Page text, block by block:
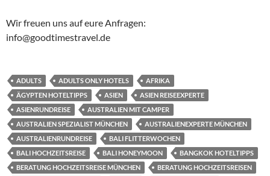
Wir freuen uns auf eure Anfragen:
info@goodtimestravel.de
ADULTS ADULTS ONLY HOTELS
AFRIKA
ÄGYPTEN HOTELTIPPS
ASIEN
ASIEN REISEEXPERTE
ASIENRUNDREISE
AUSTRALIEN MIT CAMPER
AUSTRALIEN SPEZIALIST MÜNCHEN
AUSTRALIENEXPERTE MÜNCHEN
AUSTRALIENRUNDREISE
BALI FLITTERWOCHEN
BALI HOCHZEITSREISE
BALI HONEYMOON
BANGKOK HOTELTIPPS
BERATUNG HOCHZEITSREISE MÜNCHEN
BERATUNG HOCHZEITSREISEN